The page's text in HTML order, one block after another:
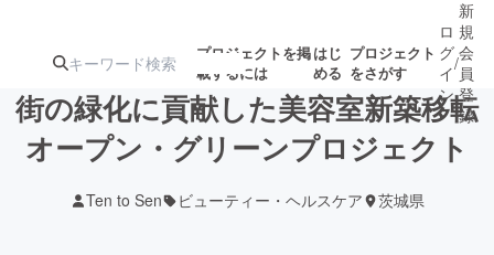
プロジェクトを掲
載するには
はじ
める
プロジェクト
をさがす
ターン
ジェクト
募集終了が近いプ
ロジェクト
もうすぐ公開
されます
ロ
グ
イ
ン
/
新
規
会
員
登
録
街の緑化に貢献した美容室新築移転
オープン・グリーンプロジェクト
Ten to Sen ビューティー・ヘルスケア 茨城県